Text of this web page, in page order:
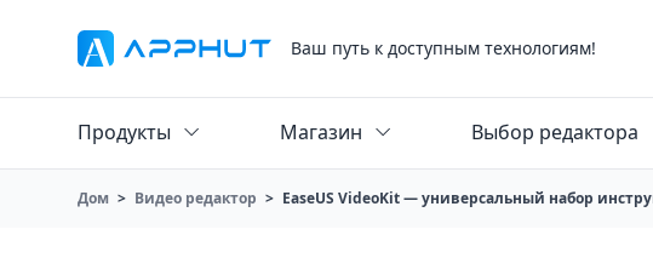
Ваш путь к доступным технологиям!
Продукты Магазин Выбор редактора
Дом > Видео редактор > EaseUS VideoKit — универсальный набор